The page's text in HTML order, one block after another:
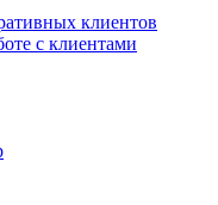
клиентов
с клиентами